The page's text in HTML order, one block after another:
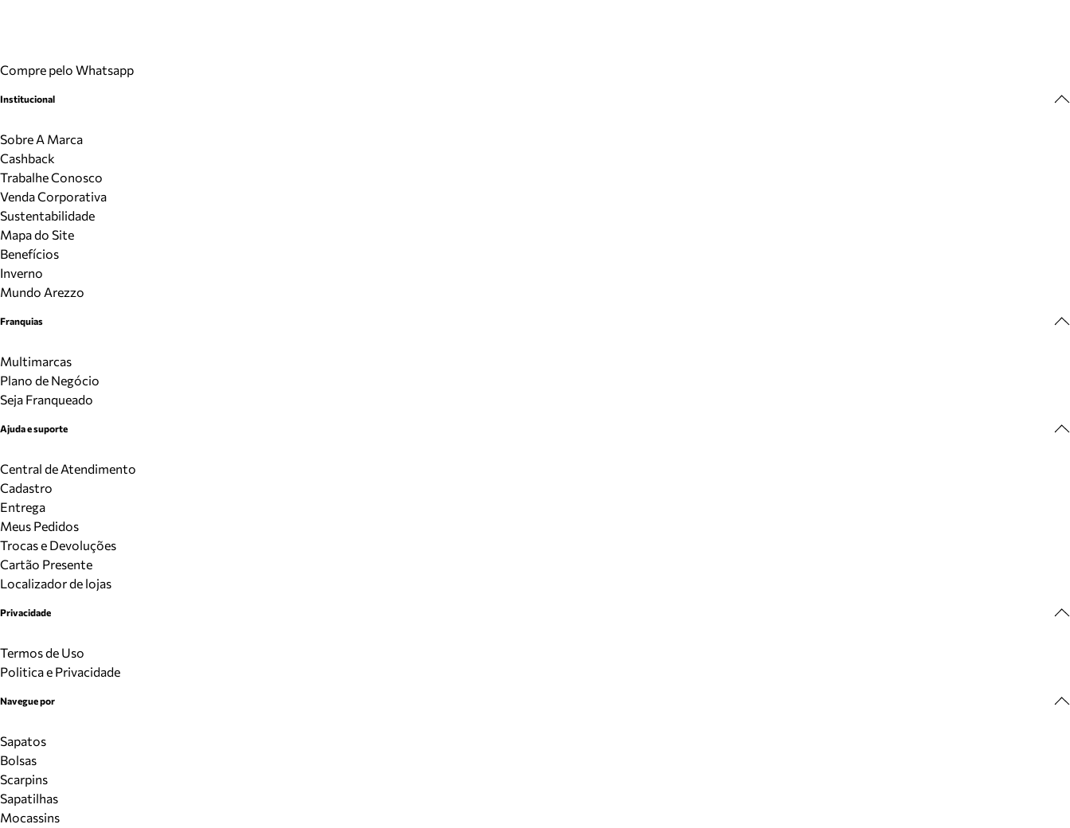
Compre pelo Whatsapp
Institucional
Sobre A Marca
Cashback
Trabalhe Conosco
Venda Corporativa
Sustentabilidade
Mapa do Site
Benefícios
Inverno
Mundo Arezzo
Franquias
Multimarcas
Plano de Negócio
Seja Franqueado
Ajuda e suporte
Central de Atendimento
Cadastro
Entrega
Meus Pedidos
Trocas e Devoluções
Cartão Presente
Localizador de lojas
Privacidade
Termos de Uso
Politica e Privacidade
Navegue por
Sapatos
Bolsas
Scarpins
Sapatilhas
Mocassins